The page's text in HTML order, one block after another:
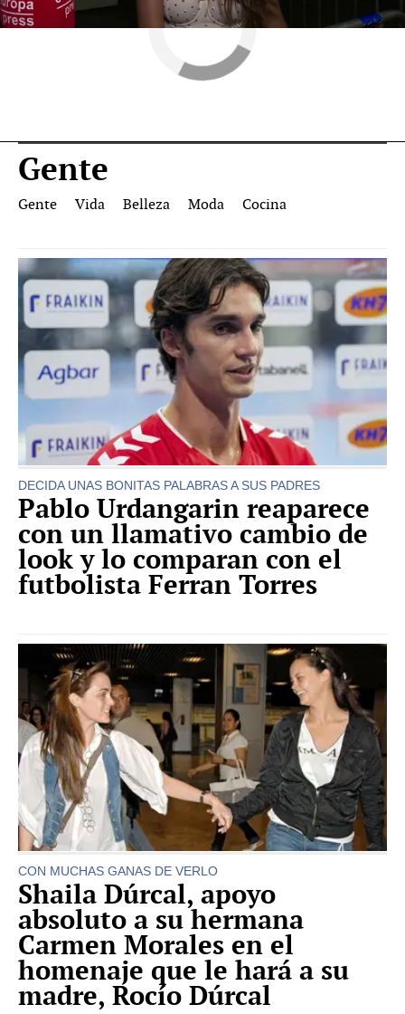
Gente
Gente Vida Belleza Moda Cocina
DECIDA UNAS BONITAS PALABRAS A SUS PADRES
Pablo Urdangarin reaparece
con un llamativo cambio de
look y lo comparan con el
futbolista Ferran Torres
CON MUCHAS GANAS DE VERLO
Shaila Dúrcal, apoyo
absoluto a su hermana
Carmen Morales en el
homenaje que le hará a su
madre, Rocío Dúrcal